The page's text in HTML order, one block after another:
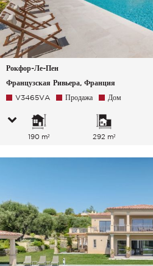
Рокфор-Ле-Пен
Французская Ривьера, Франция
V3465VA Продажа Дом
190 m² 292 m²